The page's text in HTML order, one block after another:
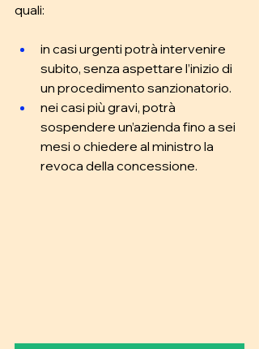
quali:
in casi urgenti potrà intervenire
subito, senza aspettare l’inizio di
un procedimento sanzionatorio.
nei casi più gravi, potrà
sospendere un’azienda fino a sei
mesi o chiedere al ministro la
revoca della concessione.